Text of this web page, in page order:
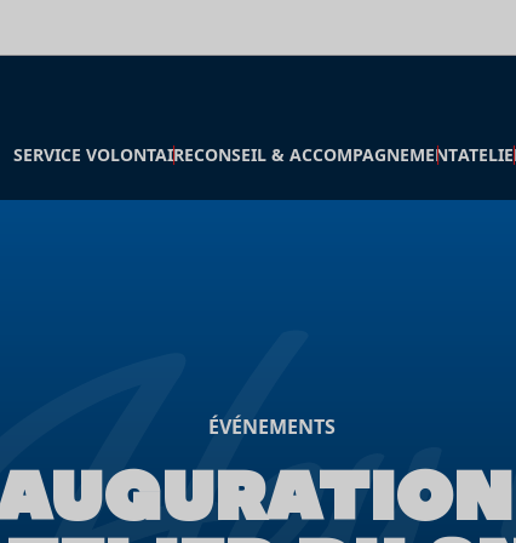
SERVICE VOLONTAIRECONSEIL & ACCOMPAGNEMENT
ÉVÉNEMENTS